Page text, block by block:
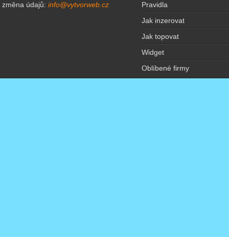
změna údajů:info@vytvorweb.cz
Pravidla
Jak inzerovat
Jak topovat
Widget
Oblíbené firmy